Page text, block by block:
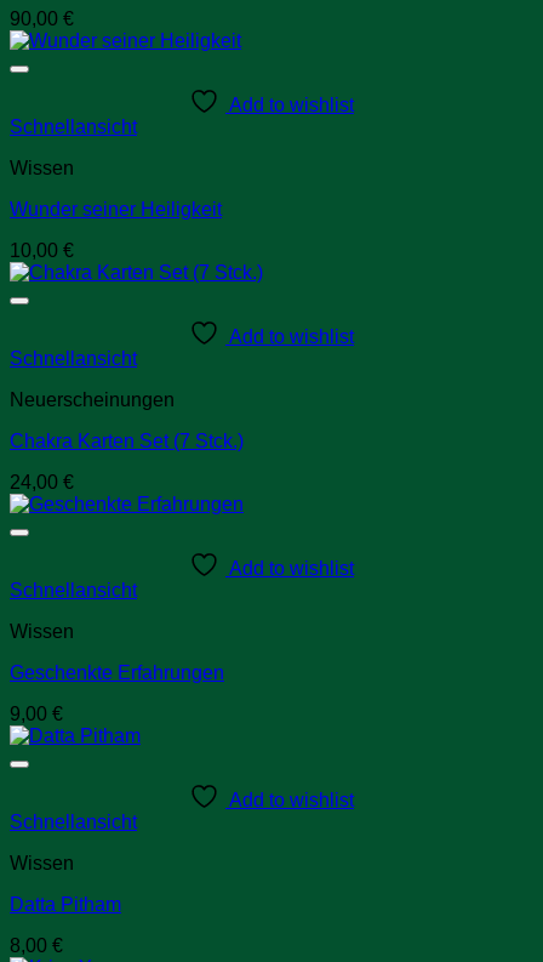
90,00 €
Add to wishlist
Schnellansicht
Wissen
Wunder seiner Heiligkeit
10,00 €
Add to wishlist
Schnellansicht
Neuerscheinungen
Chakra Karten Set (7 Stck.)
24,00 €
Add to wishlist
Schnellansicht
Wissen
Geschenkte Erfahrungen
9,00 €
Add to wishlist
Schnellansicht
Wissen
Datta Pitham
8,00 €